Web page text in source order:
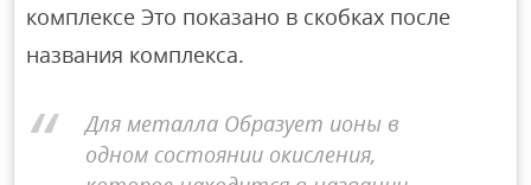
комплексе Это показано в скобках после
названия комплекса.
Для металла Образует ионы в
одном состоянии окисления,